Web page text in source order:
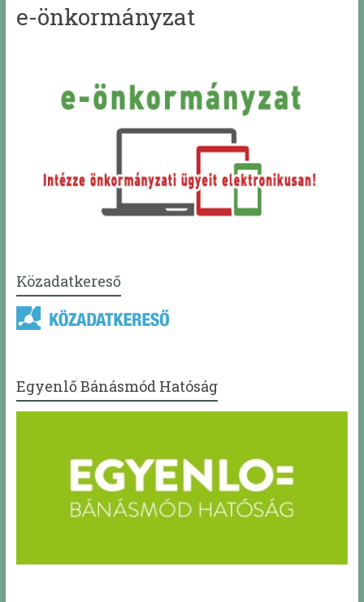
e-önkormányzat
Közadatkereső
Egyenlő Bánásmód Hatóság